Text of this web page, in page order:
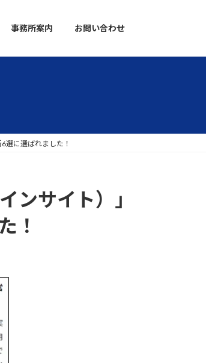
事務所案内 お問い合わせ
選に選ばれました！
ンサイト）」
！